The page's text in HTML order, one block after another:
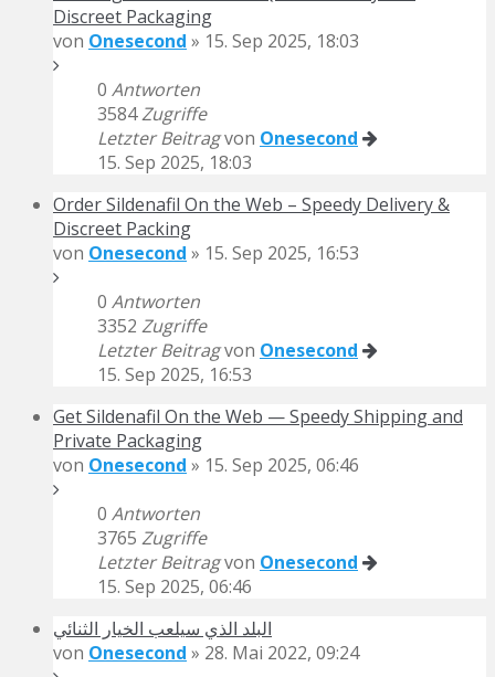
Discreet Packaging
von Onesecond » 15. Sep 2025, 18:03
0 Antworten
3584Zugriffe
Letzter Beitragvon Onesecond
15. Sep 2025, 18:03
Order Sildenafil On the Web – Speedy Delivery &
Discreet Packing
von Onesecond » 15. Sep 2025, 16:53
0 Antworten
3352 Zugriffe
Letzter Beitragvon Onesecond
15. Sep 2025, 16:53
Get Sildenafil On the Web — Speedy Shipping and
Private Packaging
von Onesecond » 15. Sep 2025, 06:46
0 Antworten
3765 Zugriffe
Letzter Beitragvon Onesecond
15. Sep 2025, 06:46
البلد الذي سيلعب الخيار الثنائي
von Onesecond » 28. Mai 2022, 09:24